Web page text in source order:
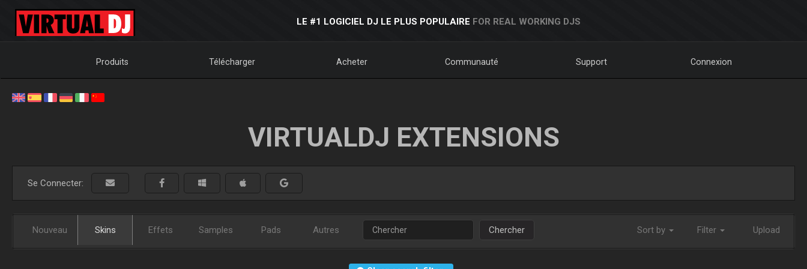
LE #1 LOGICIEL DJ LE PLUS POPULAIRE FOR REAL WORKING DJS
Produits Télécharger Acheter Communauté Support Connexion
VIRTUALDJ EXTENSIONS
Se Connecter:
Nouveau Skins Effets Samples Pads Autres Chercher Sort by Filter Upload